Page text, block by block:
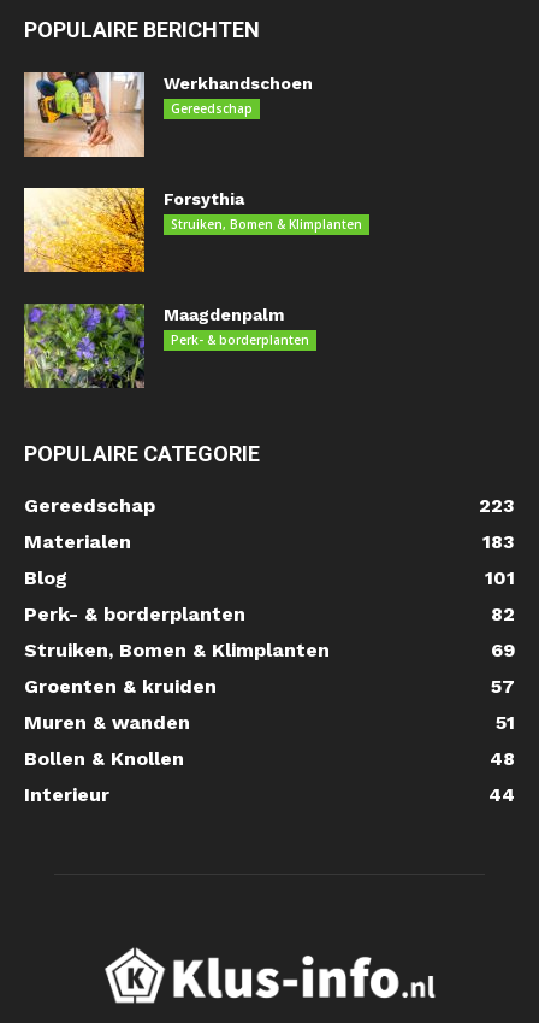
POPULAIRE BERICHTEN
Werkhandschoen
Gereedschap
Forsythia
Struiken, Bomen & Klimplanten
Maagdenpalm
Perk- & borderplanten
POPULAIRE CATEGORIE
Gereedschap
223
Materialen
183
Blog
101
Perk- & borderplanten
82
Struiken, Bomen & Klimplanten
69
Groenten & kruiden
57
Muren & wanden
51
Bollen & Knollen
48
Interieur
44